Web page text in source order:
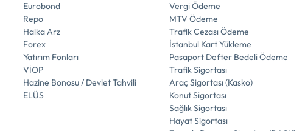
Eurobond
Repo
Halka Arz
Forex
Yatırım Fonları
VİOP
Hazine Bonosu / Devlet Tahvili
ELÜS
Vergi Ödeme
MTV Ödeme
Trafik Cezası Ödeme
İstanbul Kart Yükleme
Pasaport Defter Bedeli Ödeme
Trafik Sigortası
Araç Sigortası (Kasko)
Konut Sigortası
Sağlık Sigortası
Hayat Sigortası